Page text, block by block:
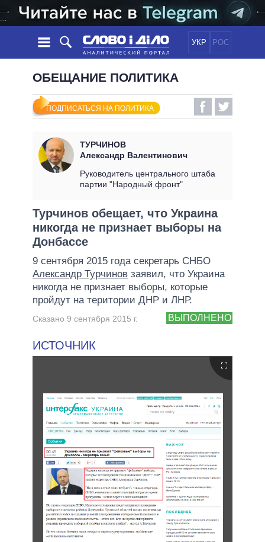
УКР РОС
НОВОСТИ
ЛЕНТА
СОБЫТИЯ
СТАТЬИ
МНЕНИЯ
ОБЗОРЫ
ДАЙДЖЕСТЫ
ПОЛИТИКА
ЭКОНОМИКА
МИР
ОБЕЩАНИЯ
ВСЕ ПОЛИТИКИ
ПРЕЗИДЕНТ И ОФИС
ВЕРХОВНАЯ РАДА
ГЛАВЫ ОБЛАДМИНИСТРАЦИЙ
МЭРЫ
ВСЕ ПЕРСОНЫ
ИНФОГРАФИКА
ВИДЕО
СРАВНЕНИЕ ПОЛИТИКОВ
ОБЕЩАНИЕ ПОЛИТИКА
ПОДПИСАТЬСЯ НА ПОЛИТИКА
ТУРЧИНОВ
Александр Валентинович
Руководитель центрального штаба
партии "Народный фронт"
Турчинов обещает, что Украина
никогда не признает выборы на
Донбассе
9 сентября 2015 года секретарь СНБО
Александр Турчинов заявил, что Украина
никогда не признает выборы, которые
пройдут на територии ДНР и ЛНР.
ВЫПОЛНЕНО
Сказано 9 сентября 2015 г.
ИСТОЧНИК